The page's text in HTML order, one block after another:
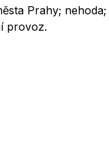
Prahy; nehoda;
provoz.